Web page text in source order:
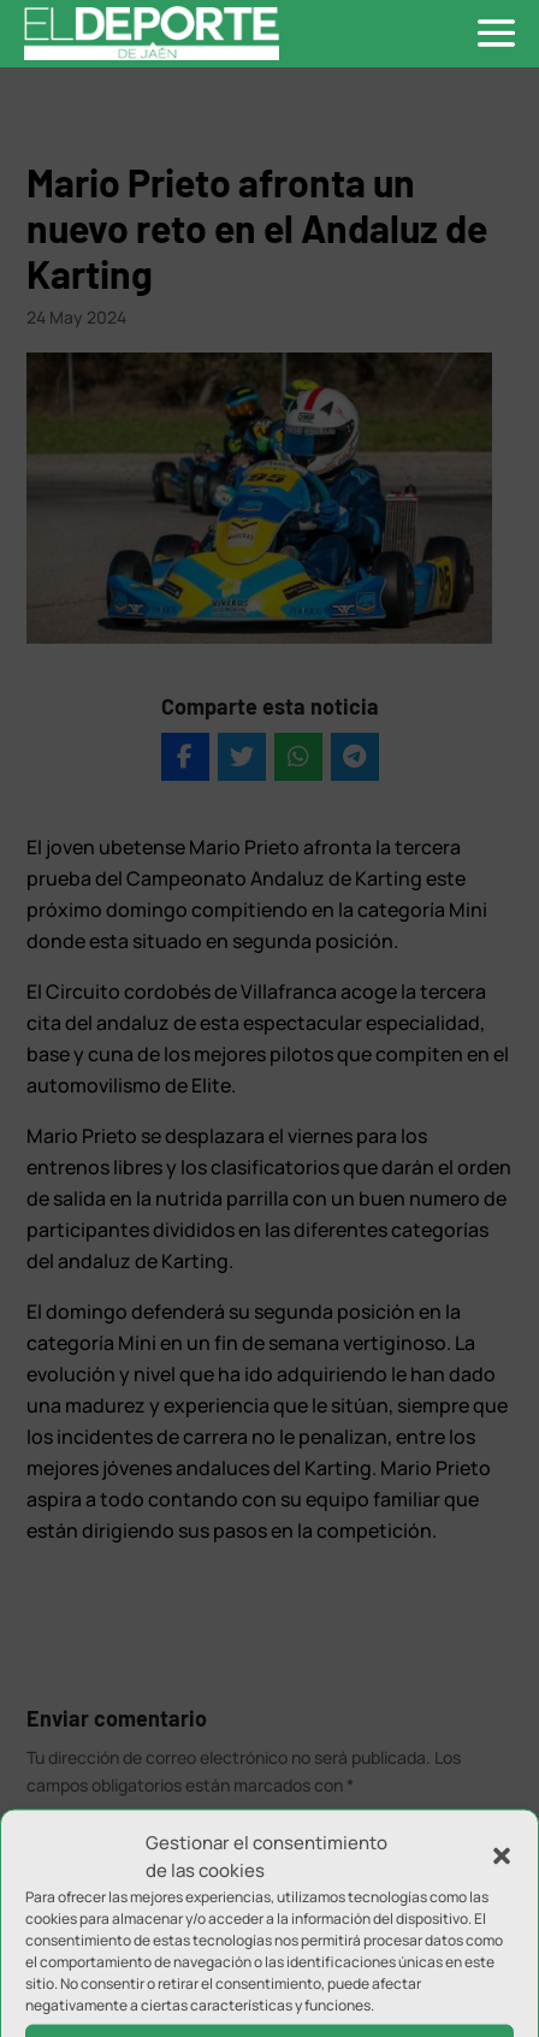
Gestionar el consentimiento
de las cookies
Para ofrecer las mejores experiencias, utilizamos tecnologías como las
cookies para almacenar y/o acceder a la información del dispositivo. El
consentimiento de estas tecnologías nos permitirá procesar datos como
el comportamiento de navegación o las identificaciones únicas en este
sitio. No consentir o retirar el consentimiento, puede afectar
negativamente a ciertas características y funciones.
Mario Prieto afronta un
nuevo reto en el Andaluz de
Karting
24 May 2024
Comparte esta noticia
El joven ubetense Mario Prieto afronta la tercera
prueba del Campeonato Andaluz de Karting este
próximo domingo compitiendo en la categoría Mini
donde esta situado en segunda posición.
El Circuito cordobés de Villafranca acoge la tercera
cita del andaluz de esta espectacular especialidad,
base y cuna de los mejores pilotos que compiten en el
automovilismo de Elite.
Mario Prieto se desplazara el viernes para los
entrenos libres y los clasificatorios que darán el orden
de salida en la nutrida parrilla con un buen numero de
participantes divididos en las diferentes categorías
del andaluz de Karting.
El domingo defenderá su segunda posición en la
categoría Mini en un fin de semana vertiginoso. La
evolución y nivel que ha ido adquiriendo le han dado
una madurez y experiencia que le sitúan, siempre que
los incidentes de carrera no le penalizan, entre los
mejores jóvenes andaluces del Karting. Mario Prieto
aspira a todo contando con su equipo familiar que
están dirigiendo sus pasos en la competición.
Enviar comentario
Tu dirección de correo electrónico no será publicada. Los
campos obligatorios están marcados con *